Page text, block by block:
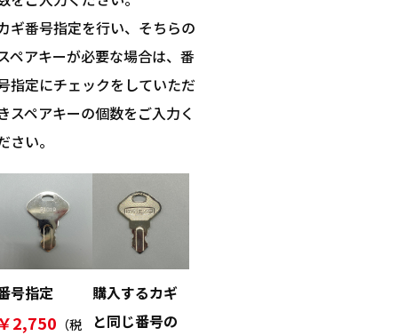
ギ番号指定を行い、そちらの
ペアキーが必要な場合は、番
指定にチェックをしていただ
スペアキーの個数をご入力く
さい。
号指定
2,750 （税
購入するカギ
と同じ番号の